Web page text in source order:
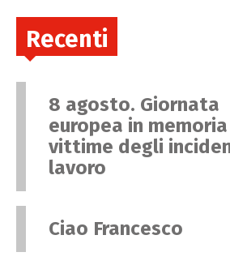
Recenti
8 agosto. Giornata
europea in
vittime degli
lavoro
Ciao Francesco